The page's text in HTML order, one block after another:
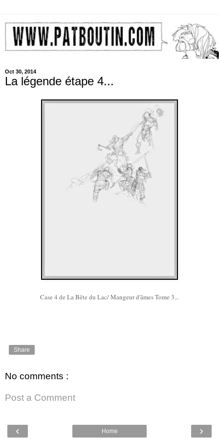
Oct 30, 2014
La légende étape 4...
Case 4 de La Bête du Lac/ Mangeur d'âmes Tome 3...
Share
No comments :
Post a Comment
‹ ›
Home